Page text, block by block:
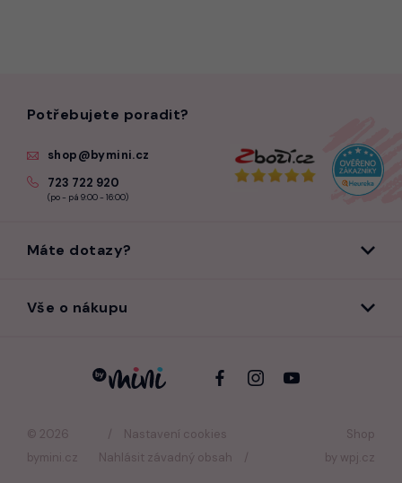
© 2026
bymini.cz
Nastavení cookies
Nahlásit závadný obsah
Shop
by wpj.cz
Potřebujete poradit?
shop@bymini.cz
723 722 920
(po - pá 9:00 - 16:00)
Máte dotazy?
Vše o nákupu